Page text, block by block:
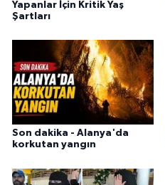
Yapanlar İçin Kritik Yaş
Şartları
Son dakika - Alanya'da
korkutan yangın